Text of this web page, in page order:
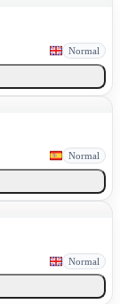
Normal
Normal
Normal